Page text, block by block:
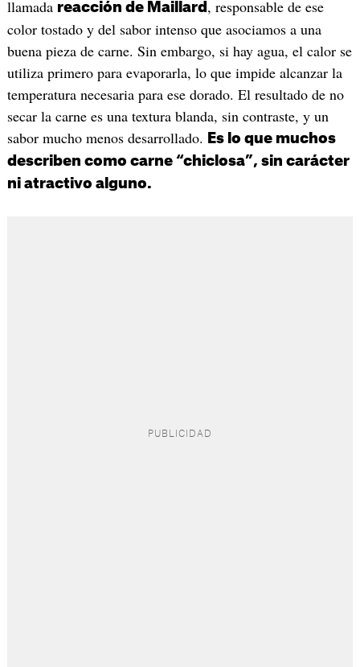
llamada reacción de Maillard , responsable de ese
color tostado y del sabor intenso que asociamos a una
buena pieza de carne. Sin embargo, si hay agua, el calor se
utiliza primero para evaporarla, lo que impide alcanzar la
temperatura necesaria para ese dorado. El resultado de no
secar la carne es una textura blanda, sin contraste, y un
sabor mucho menos desarrollado.
Es lo que muchos
describen como carne “chiclosa”, sin carácter
ni atractivo alguno.